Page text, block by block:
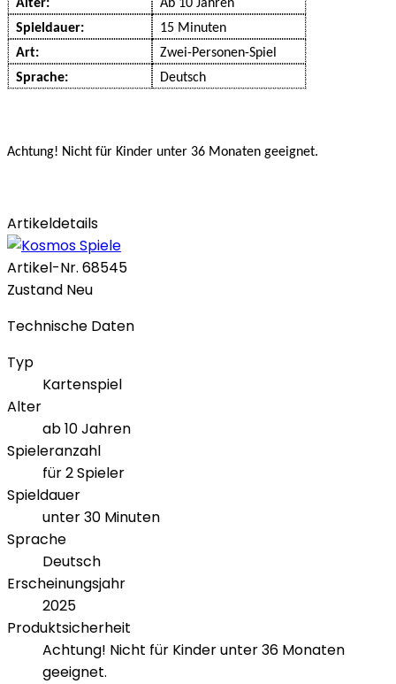
Alter:
Ab 10 Jahren
Spieldauer:
15 Minuten
Art:
Zwei-Personen-Spiel
Sprache:
Deutsch
Achtung! Nicht für Kinder unter 36 Monaten geeignet.
Artikeldetails
Artikel-Nr. 68545
Zustand Neu
Technische Daten
Typ
Kartenspiel
Alter
ab 10 Jahren
Spieleranzahl
für 2 Spieler
Spieldauer
unter 30 Minuten
Sprache
Deutsch
Erscheinungsjahr
2025
Produktsicherheit
Achtung! Nicht für Kinder unter 36 Monaten
geeignet.